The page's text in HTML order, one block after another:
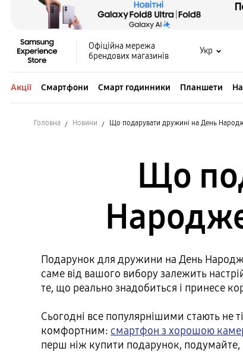
Офіційна мережа
брендових магазинів
Укр
Акції Смартфони Смарт годинники Планшети
Головна Новини Що подарувати дружині на День
Що
Подарунок для дружини на День
саме від вашого вибору залежить
те, що реально знадобиться і принесе
Сьогодні все популярнішими стають не
комфортним: смартфон з хорошою
перш ніж купити подарунок, подумайте,